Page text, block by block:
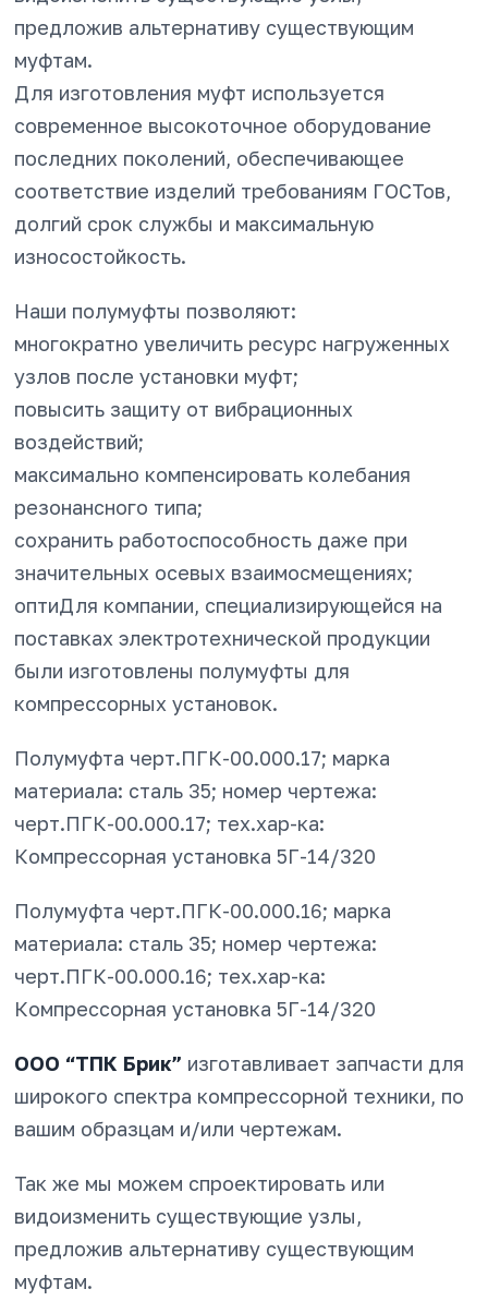
предложив альтернативу существующим
муфтам.
Для изготовления муфт используется
современное высокоточное оборудование
последних поколений, обеспечивающее
соответствие изделий требованиям ГОСТов,
долгий срок службы и максимальную
износостойкость.
Наши полумуфты позволяют:
многократно увеличить ресурс нагруженных
узлов после установки муфт;
повысить защиту от вибрационных
воздействий;
максимально компенсировать колебания
резонансного типа;
сохранить работоспособность даже при
значительных осевых взаимосмещениях;
оптиДля компании, специализирующейся на
поставках электротехнической продукции
были изготовлены полумуфты для
компрессорных установок.
Полумуфта черт.ПГК-00.000.17; марка
материала: сталь 35; номер чертежа:
черт.ПГК-00.000.17; тех.хар-ка:
Компрессорная установка 5Г-14/320
Полумуфта черт.ПГК-00.000.16; марка
материала: сталь 35; номер чертежа:
черт.ПГК-00.000.16; тех.хар-ка:
Компрессорная установка 5Г-14/320
ООО “ТПК Брик” изготавливает запчасти для
широкого спектра компрессорной техники, по
вашим образцам и/или чертежам.
Так же мы можем спроектировать или
видоизменить существующие узлы,
предложив альтернативу существующим
муфтам.